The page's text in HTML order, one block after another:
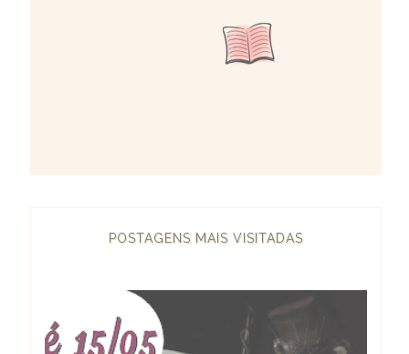
POSTAGENS MAIS VISITADAS